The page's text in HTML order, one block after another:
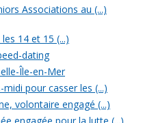
Associations au (...)
14 et 15 (...)
dating
Île-en-Mer
pour casser les (...)
volontaire engagé (...)